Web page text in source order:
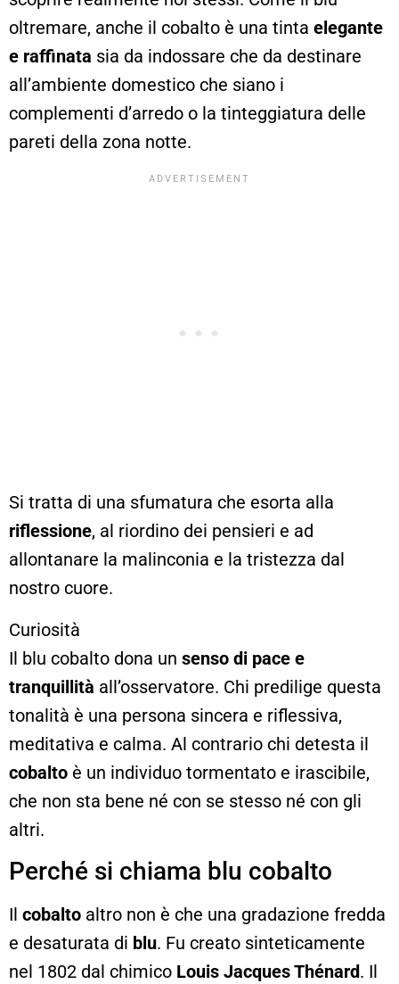
oltremare, anche il cobalto è una tinta elegante
e raffinata sia da indossare che da destinare
all’ambiente domestico che siano i
complementi d’arredo o la tinteggiatura delle
pareti della zona notte.
Si tratta di una sfumatura che esorta alla
riflessione, al riordino dei pensieri e ad
allontanare la malinconia e la tristezza dal
nostro cuore.
Curiosità
Il blu cobalto dona un senso di pace e
tranquillità all’osservatore. Chi predilige questa
tonalità è una persona sincera e riflessiva,
meditativa e calma. Al contrario chi detesta il
cobalto è un individuo tormentato e irascibile,
che non sta bene né con se stesso né con gli
altri.
Perché si chiama blu cobalto
Il cobalto altro non è che una gradazione fredda
e desaturata di blu. Fu creato sinteticamente
nel 1802 dal chimico Louis Jacques Thénard. Il